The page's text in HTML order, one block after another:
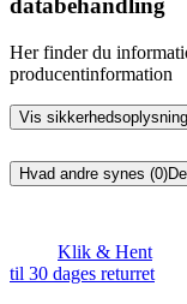
databehandling
Her finder du
producentinformation
Vis
Hvad andre synes (0)
Klik & Hent
til 30 dages returret